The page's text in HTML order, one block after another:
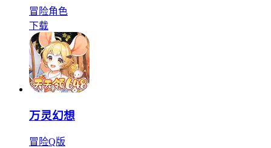
冒险角色
下载
万灵幻想
冒险Q版